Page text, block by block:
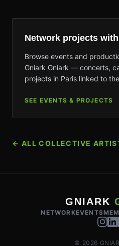
Network projects with
Browse events and
Gniark Gniark — concerts,
projects in Paris linked to
SEE EVENTS & PROJECTS
← ALL COLLECTIVE
GNIARK
NETWORKEVENTS
© 2026